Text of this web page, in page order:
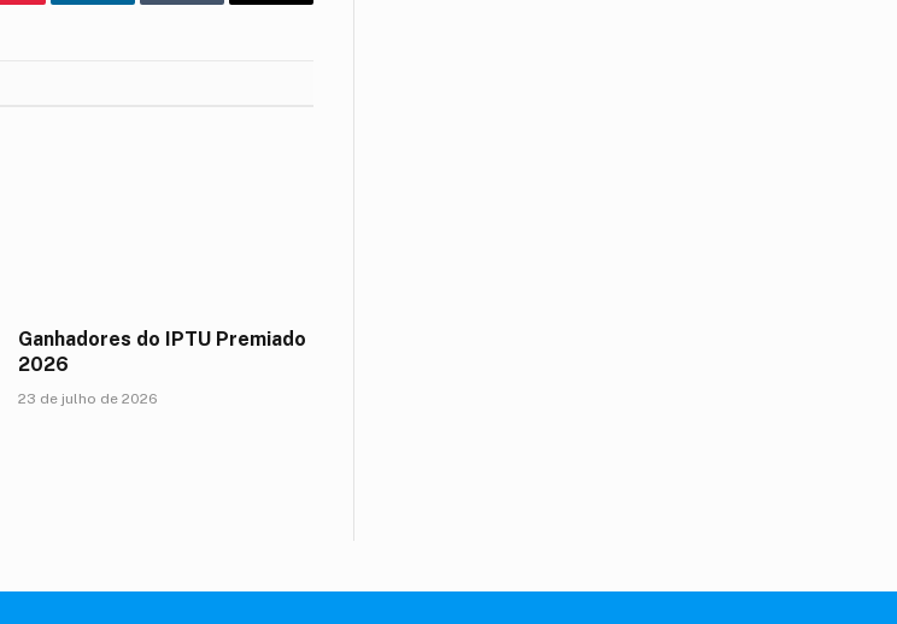
Ganhadores do IPTU Premiado
2026
23 de julho de 2026